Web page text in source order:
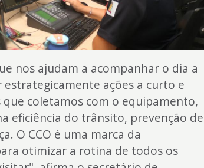
nos ajudam a acompanhar o dia a
ações a curto e
coletamos com o equipamento,
eficiência do trânsito, prevenção de
O CCO é uma marca da
otimizar a rotina de todos os